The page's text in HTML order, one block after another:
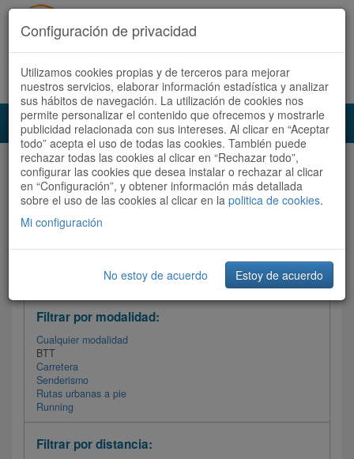
Acceder Registrate ahora Español | Català
Audioruta Todas las rutas
Todas las rutas Ordenar por:Más recientes
Filtrar las rutas
Filtrar por modalidad:
Cualquier modalidad
BTT
Carretera
Senderismo
Rutas urbanas a pie
Running
Filtrar por distancia:
Configuración de privacidad
Utilizamos cookies propias y de terceros para mejorar
nuestros servicios, elaborar información estadística y analizar
sus hábitos de navegación. La utilización de cookies nos
permite personalizar el contenido que ofrecemos y mostrarle
publicidad relacionada con sus intereses. Al clicar en “Aceptar
todo” acepta el uso de todas las cookies. También puede
rechazar todas las cookies al clicar en “Rechazar todo”,
configurar las cookies que desea instalar o rechazar al clicar
en “Configuración”, y obtener información más detallada
sobre el uso de las cookies al clicar en la politica de cookies.
Mi configuración
No estoy de acuerdo Estoy de acuerdo